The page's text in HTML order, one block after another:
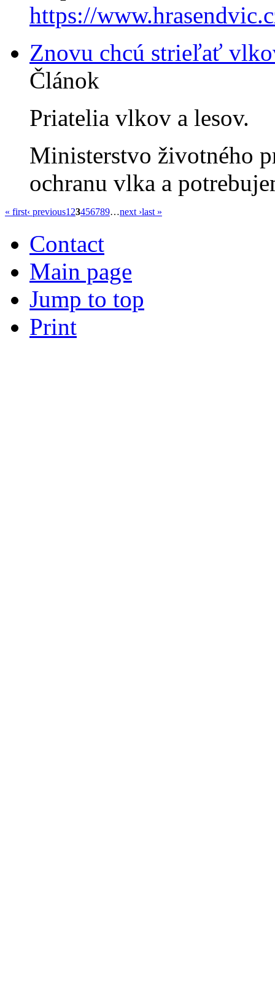
https://
Znovu chcú strieľať
Článok
Priatelia vlkov a lesov.
Ministerstvo životného
ochranu vlka a
« first‹ previous1 23456789…next ›last »
Contact
Main page
Jump to top
Print